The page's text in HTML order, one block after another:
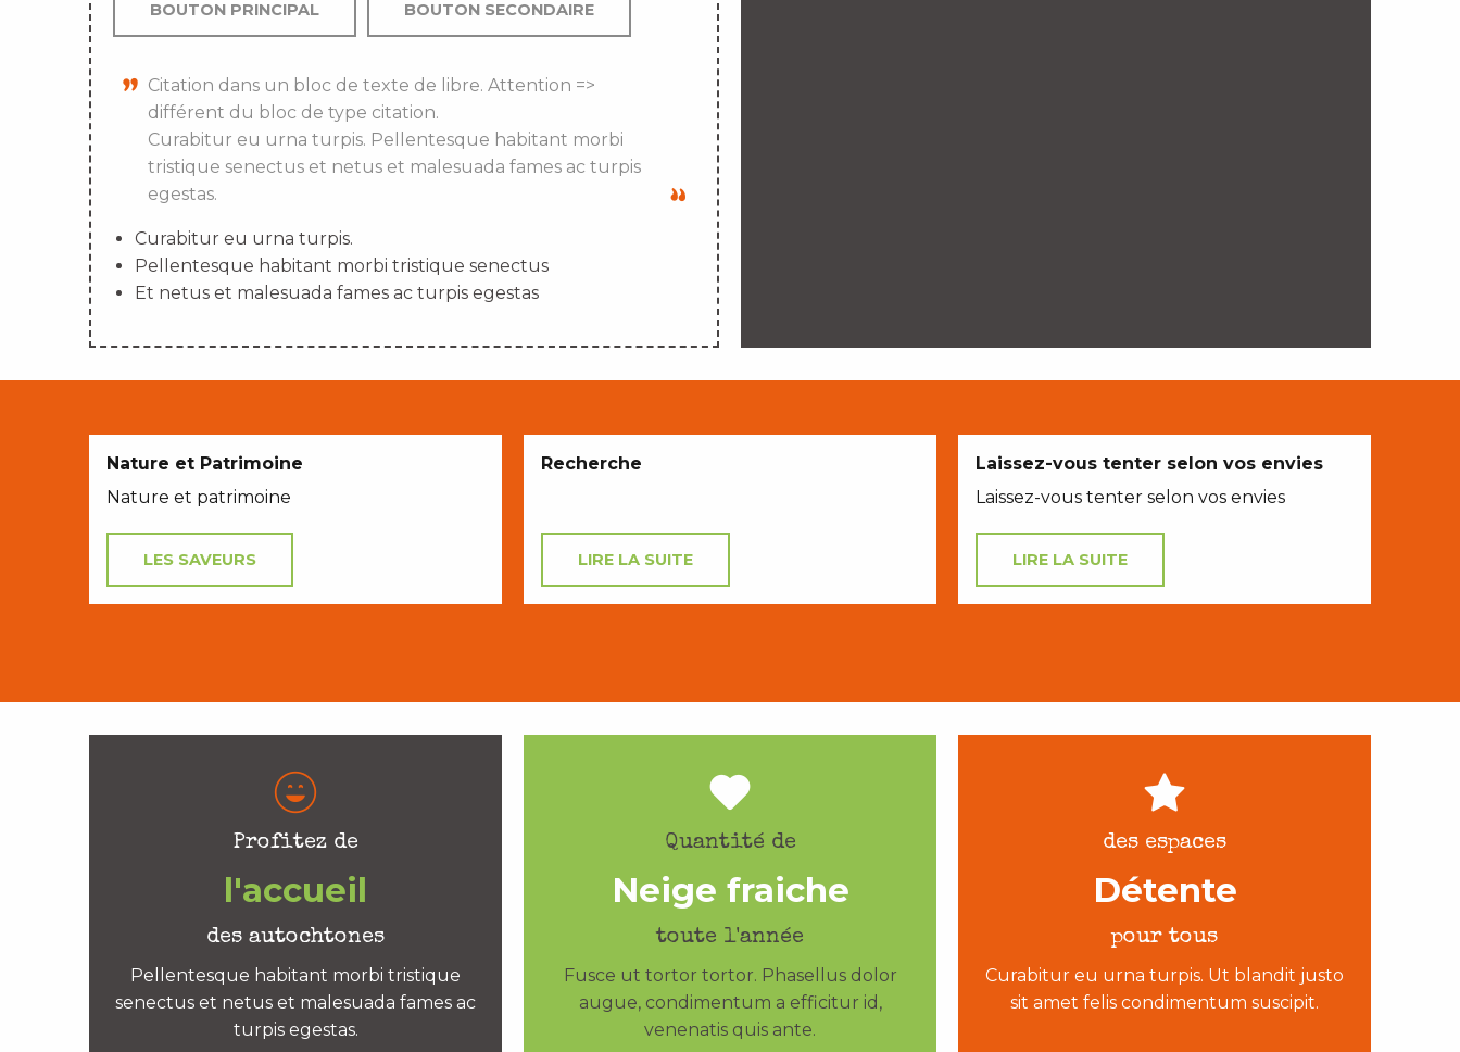
BOUTON PRINCIPAL BOUTON SECONDAIRE
Citation dans un bloc de texte de libre. Attention =>
différent du bloc de type citation.
Curabitur eu urna turpis. Pellentesque habitant morbi
tristique senectus et netus et malesuada fames ac turpis
egestas.
Curabitur eu urna turpis.
Pellentesque habitant morbi tristique senectus
Et netus et malesuada fames ac turpis egestas
Nature et Patrimoine
Nature et patrimoine
LES SAVEURS
Recherche
LIRE LA SUITE
Laissez-vous tenter selon vos envies
Laissez-vous tenter selon vos envies
LIRE LA SUITE
Profitez de
l'accueil
des autochtones
Pellentesque habitant morbi tristique
senectus et netus et malesuada fames ac
turpis egestas.
Quantité de
Neige fraiche
toute l'année
Fusce ut tortor tortor. Phasellus dolor
augue, condimentum a efficitur id,
venenatis quis ante.
des espaces
Détente
pour tous
Curabitur eu urna turpis. Ut blandit justo
sit amet felis condimentum suscipit.